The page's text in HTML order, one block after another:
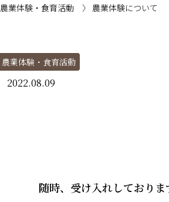
農業体験・食育活動 〉 農業体験について
農業体験・食育活動
2022.08.09
随時、受け入れしており